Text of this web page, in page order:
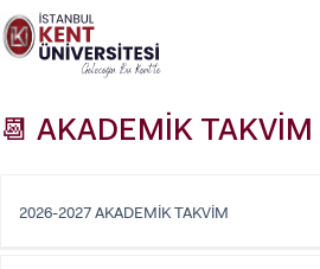
Lütfen
dikkat:
Bu
bir
📆 AKADEMİK TAKVİM
2026-2027 AKADEMİK TAKVİM